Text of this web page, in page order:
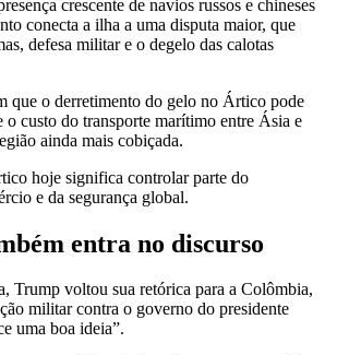
crescente de navios russos e chineses
conecta a ilha a uma disputa maior, que
defesa militar e o degelo das calotas
que o derretimento do gelo no Ártico pode
o custo do transporte marítimo entre Ásia e
ainda mais cobiçada.
hoje significa controlar parte do
e da segurança global.
entra no discurso
Trump voltou sua retórica para a Colômbia,
militar contra o governo do presidente
uma boa ideia”.